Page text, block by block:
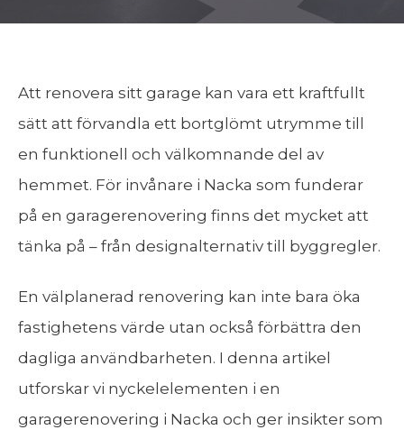
Att renovera sitt garage kan vara ett kraftfullt
sätt att förvandla ett bortglömt utrymme till
en funktionell och välkomnande del av
hemmet. För invånare i Nacka som funderar
på en garagerenovering finns det mycket att
tänka på – från designalternativ till byggregler.
En välplanerad renovering kan inte bara öka
fastighetens värde utan också förbättra den
dagliga användbarheten. I denna artikel
utforskar vi nyckelelementen i en
garagerenovering i Nacka och ger insikter som